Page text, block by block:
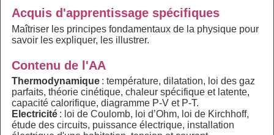
Acquis d'apprentissage spécifiques
Maîtriser les principes fondamentaux de la physique pour
savoir les expliquer, les illustrer.
Contenu de l'AA
Thermodynamique: température, dilatation, loi des gaz
parfaits, théorie cinétique, chaleur spécifique et latente,
capacité calorifique, diagramme P-V et P-T.
Electricité: loi de Coulomb, loi d’Ohm, loi de Kirchhoff,
étude des circuits, puissance électrique, installation